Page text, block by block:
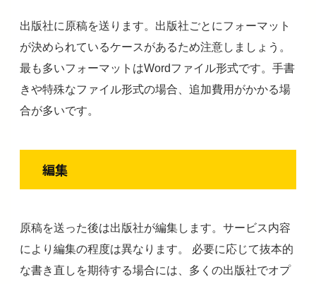
出版社に原稿を送ります。出版社ごとにフォーマット
が決められているケースがあるため注意しましょう。
最も多いフォーマットはWordファイル形式です。手書
きや特殊なファイル形式の場合、追加費用がかかる場
合が多いです。
編集
原稿を送った後は出版社が編集します。サービス内容
により編集の程度は異なります。 必要に応じて抜本的
な書き直しを期待する場合には、多くの出版社でオプ